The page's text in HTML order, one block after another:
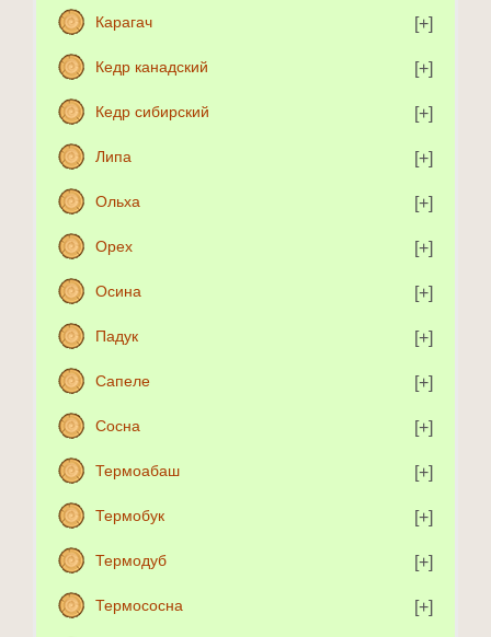
Карагач
Кедр канадский
Кедр сибирский
Липа
Ольха
Орех
Осина
Падук
Сапеле
Сосна
Термоабаш
Термобук
Термодуб
Термососна